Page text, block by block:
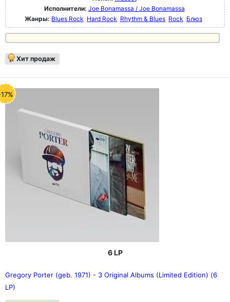
Исполнители: Joe Bonamassa / Joe Bonamassa
Жанры: Blues Rock Hard Rock Rhythm & Blues Rock Блюз
Хит продаж
6 LP
Gregory Porter (geb. 1971) - 3 Original Albums (Limited Edition) (6
LP)